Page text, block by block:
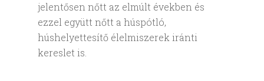
jelentősen nőtt az elmúlt években és
ezzel együtt nőtt a húspótló,
húshelyettesítő élelmiszerek iránti
kereslet is.